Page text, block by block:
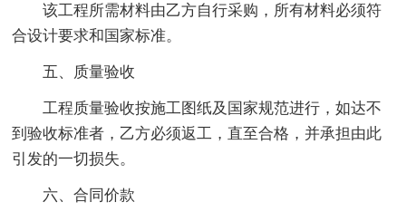
该工程所需材料由乙方自行采购，所有材料必须符
合设计要求和国家标准。
五、质量验收
工程质量验收按施工图纸及国家规范进行，如达不
到验收标准者，乙方必须返工，直至合格，并承担由此
引发的一切损失。
六、合同价款